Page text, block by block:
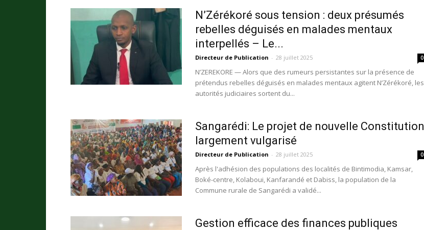
N’Zérékoré sous tension : deux présumés
rebelles déguisés en malades mentaux
interpellés – Le...
Directeur de Publication - 28 juillet 2025 0
N’ZEREKORE — Alors que des rumeurs persistantes sur la présence de
prétendus rebelles déguisés en malades mentaux agitent N’Zérékoré, les
autorités judiciaires sortent du...
Sangarédi: Le projet de nouvelle Constitution
largement vulgarisé
Directeur de Publication - 28 juillet 2025 0
Après l'adhésion des populations des localités de Bintimodia, Kamsar,
Boké-centre, Kolaboui, Kanfarandé et Dabiss, la population de la
Commune rurale de Sangarédi a validé...
Gestion efficace des finances publiques